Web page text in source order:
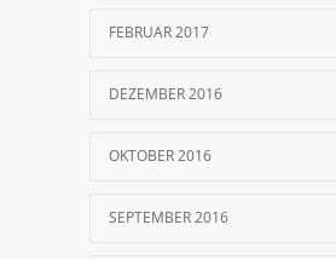
FEBRUAR 2017
DEZEMBER 2016
OKTOBER 2016
SEPTEMBER 2016